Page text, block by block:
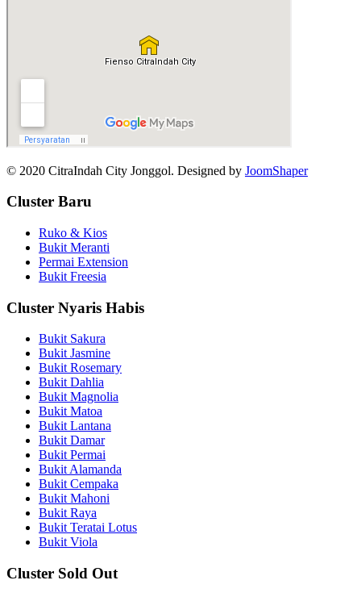
© 2020 CitraIndah City Jonggol. Designed by JoomShaper
Cluster Baru
Ruko & Kios
Bukit Meranti
Permai Extension
Bukit Freesia
Cluster Nyaris Habis
Bukit Sakura
Bukit Jasmine
Bukit Rosemary
Bukit Dahlia
Bukit Magnolia
Bukit Matoa
Bukit Lantana
Bukit Damar
Bukit Permai
Bukit Alamanda
Bukit Cempaka
Bukit Mahoni
Bukit Raya
Bukit Teratai Lotus
Bukit Viola
Cluster Sold Out